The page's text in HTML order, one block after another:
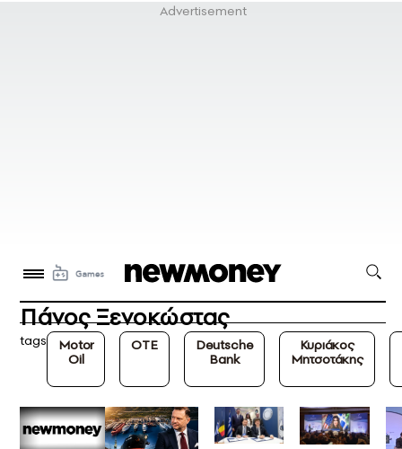
Πάνος Ξενοκώστας
tags
Motor
Oil
ΟΤΕ
Deutsche
Bank
Κυριάκος
Μητσοτάκης